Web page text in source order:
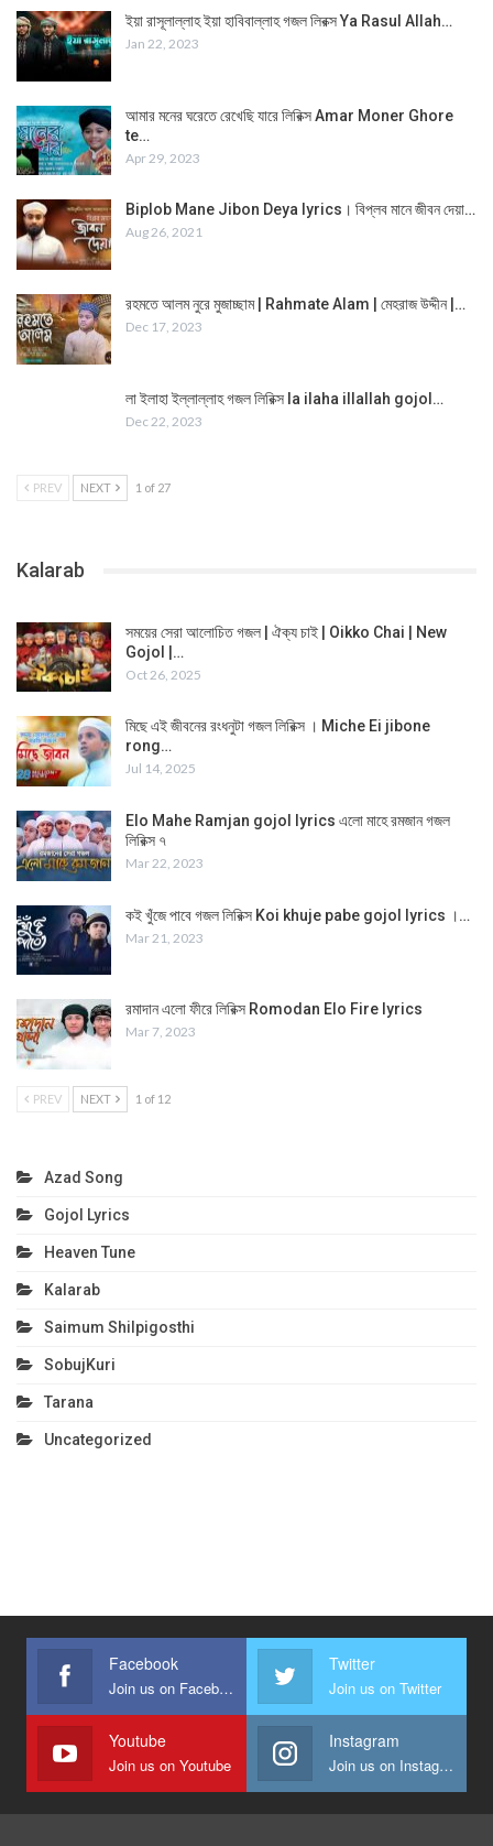
ইয়া রাসূলাল্লাহ ইয়া হাবিবাল্লাহ গজল লিরক্স Ya Rasul Allah…
Jan 22, 2023
আমার মনের ঘরেতে রেখেছি যারে লিরিক্স Amar Moner Ghore
te…
Apr 29, 2023
Biplob Mane Jibon Deya lyrics। বিপ্লব মানে জীবন দেয়া…
Aug 26, 2021
রহমতে আলম নুরে মুজাচ্ছাম | Rahmate Alam | মেহরাজ উদ্দীন |…
Dec 17, 2023
লা ইলাহা ইল্লাল্লাহ গজল লিরিক্স la ilaha illallah gojol…
Dec 22, 2023
PREV NEXT 1 of 27
Kalarab
সময়ের সেরা আলোচিত গজল | ঐক্য চাই | Oikko Chai | New
Gojol |…
Oct 26, 2025
মিছে এই জীবনের রংধনুটা গজল লিরিক্স । Miche Ei jibone
rong…
Jul 14, 2025
Elo Mahe Ramjan gojol lyrics এলো মাহে রমজান গজল
লিরিক্স ৭
Mar 22, 2023
কই খুঁজে পাবে গজল লিরিক্স Koi khuje pabe gojol lyrics ।…
Mar 21, 2023
রমাদান এলো ফীরে লিরিক্স Romodan Elo Fire lyrics
Mar 7, 2023
PREV NEXT 1 of 12
Azad Song
Gojol Lyrics
Heaven Tune
Kalarab
Saimum Shilpigosthi
SobujKuri
Tarana
Uncategorized
Facebook
Join us on Facebook
Twitter
Join us on Twitter
Youtube
Join us on Youtube
Instagram
Join us on Instagram